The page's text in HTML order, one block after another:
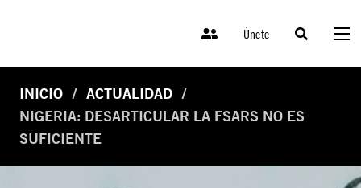
Únete
INICIO
ACTUALIDAD
NIGERIA: DESARTICULAR LA FSARS NO ES
SUFICIENTE